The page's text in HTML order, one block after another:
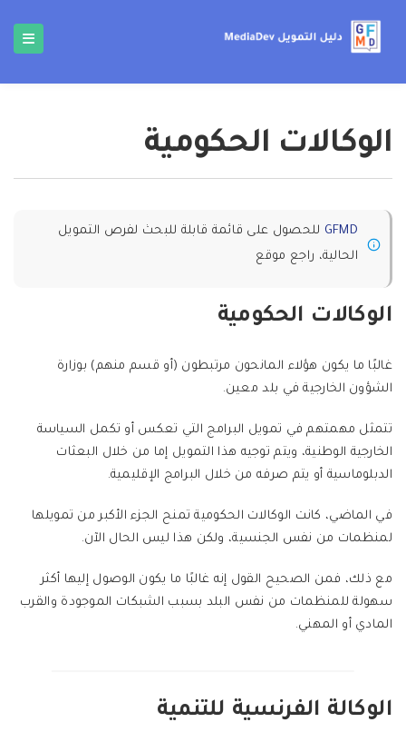
الوكالات الحكومية
GFMD للحصول على قائمة قابلة للبحث لفرص التمويل
الحالية، راجع موقع
الوكالات الحكومية
غالبًا ما يكون هؤلاء المانحون مرتبطون (أو قسم منهم) بوزارة
الشؤون الخارجية في بلد معين.
تتمثل مهمتهم في تمويل البرامج التي تعكس أو تكمل السياسة
الخارجية الوطنية، ويتم توجيه هذا التمويل إما من خلال البعثات
الدبلوماسية أو يتم صرفه من خلال البرامج الإقليمية.
في الماضي، كانت الوكالات الحكومية تمنح الجزء الأكبر من تمويلها
لمنظمات من نفس الجنسية، ولكن هذا ليس الحال الآن.
مع ذلك، فمن الصحيح القول إنه غالبًا ما يكون الوصول إليها أكثر
سهولة للمنظمات من نفس البلد بسبب الشبكات الموجودة والقرب
المادي أو المهني.
الوكالة الفرنسية للتنمية